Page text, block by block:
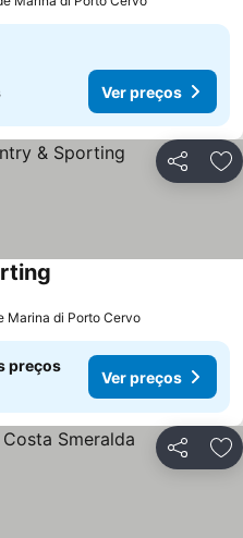
Ver preços
Partilhar
Marina di Porto Cervo
preços
Ver preços
Partilhar